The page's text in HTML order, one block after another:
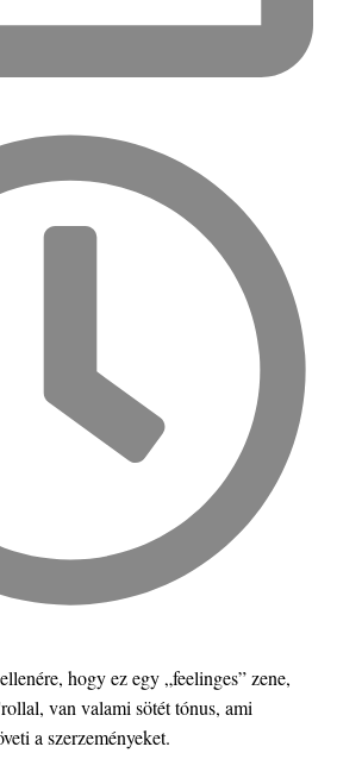
hogy ez egy „feelinges” zene,
van valami sötét tónus, ami
a szerzeményeket.